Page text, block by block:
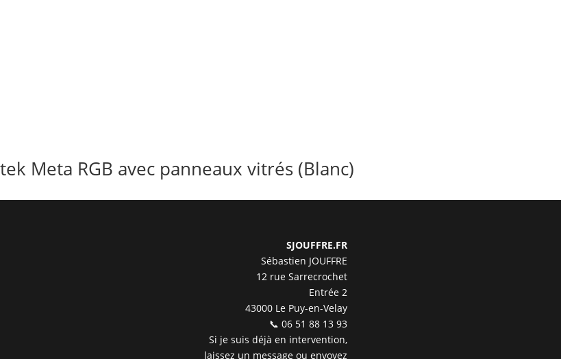
Meta RGB avec panneaux vitrés (Blanc)
SJOUFFRE.FR
Sébastien JOUFFRE
12 rue Sarrecrochet
Entrée 2
43000 Le Puy-en-Velay
📞 06 51 88 13 93
Si je suis déjà en intervention,
laissez un message ou envoyez